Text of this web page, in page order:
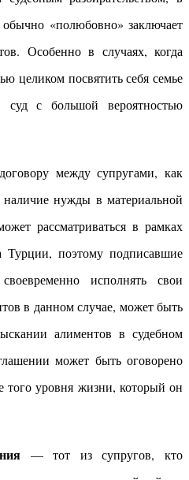
«полюбовно» заключает
Особенно в случаях, когда
целиком посвятить себя семье
суд с большой вероятностью
между супругами, как
наличие нужды в материальной
рассматриваться в рамках
Турции, поэтому подписавшие
исполнять свои
в данном случае, может быть
алиментов в судебном
может быть оговорено
того уровня жизни, который он
— тот из супругов, кто